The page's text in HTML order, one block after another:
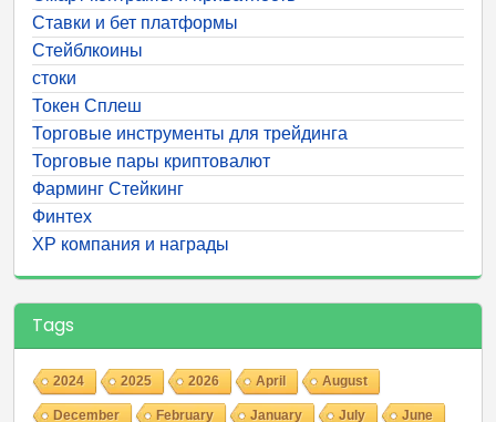
Ставки и бет платформы
Стейблкоины
стоки
Токен Сплеш
Торговые инструменты для трейдинга
Торговые пары криптовалют
Фарминг Стейкинг
Финтех
ХР компания и награды
Tags
2024 2025 2026 April August
December February January July June